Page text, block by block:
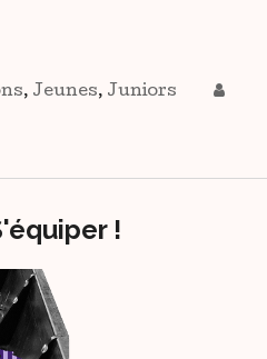
, Jeunes, Juniors
!